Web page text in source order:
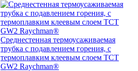
Среднестенная термоусаживаемая
трубка c подавлением горения, с
термоплавким клеевым слоем TCT
GW2 Raychman®